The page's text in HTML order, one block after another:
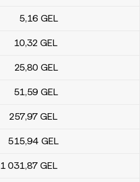
5,16 GEL
10,32 GEL
25,80 GEL
51,59 GEL
257,97 GEL
515,94 GEL
1 031,87 GEL